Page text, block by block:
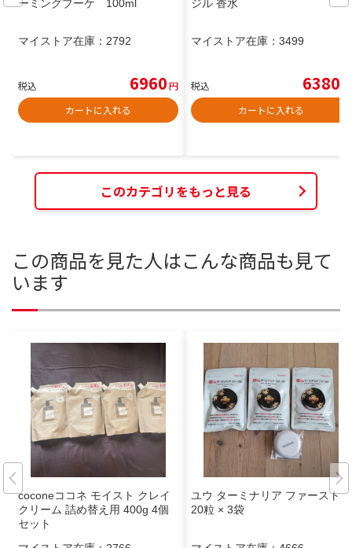
ーミングブーケ 100ml
マイストア在庫： 2792
税込 6960円
カートに入れる
ジル 香水
マイストア在庫： 3499
税込 6380
カートに入れる
このカテゴリをもっと見る
この商品を見た人はこんな商品も見て
います
coconeココネ モイスト クレイ
クリーム 詰め替え用 400g 4個
セット
ユウ ターミナリア ファースト 1
20粒 × 3袋